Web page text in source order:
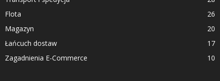
Flota
26
Magazyn
20
Łańcuch dostaw
17
Zagadnienia E-Commerce
10